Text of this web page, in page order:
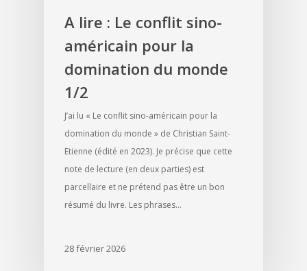
A lire : Le conflit sino-
américain pour la
domination du monde
1/2
J’ai lu « Le conflit sino-américain pour la
domination du monde » de Christian Saint-
Etienne (édité en 2023). Je précise que cette
note de lecture (en deux parties) est
parcellaire et ne prétend pas être un bon
résumé du livre. Les phrases…
28 février 2026